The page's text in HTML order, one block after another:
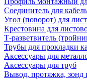
Соединитель для
Угол (поворот) для
Крестовина для
Т-разветвитель
Трубы для прокладки
Аксессуары для
Аксессуары для труб
Вывод, протяжка, зонд